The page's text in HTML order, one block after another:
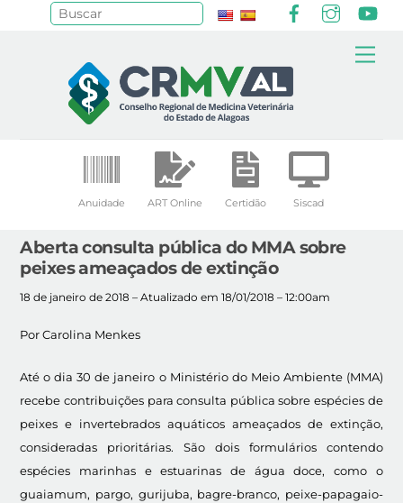
Anuidade ART Online Certidão Siscad
Aberta consulta pública do MMA sobre
peixes ameaçados de extinção
18 de janeiro de 2018 – Atualizado em 18/01/2018 – 12:00am
Por Carolina Menkes
Até o dia 30 de janeiro o Ministério do Meio Ambiente (MMA)
recebe contribuições para consulta pública sobre espécies de
peixes e invertebrados aquáticos ameaçados de extinção,
consideradas prioritárias. São dois formulários contendo
espécies marinhas e estuarinas de água doce, como o
guaiamum, pargo, gurijuba, bagre-branco, peixe-papagaio-